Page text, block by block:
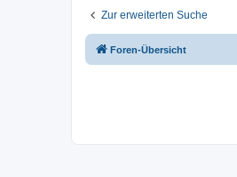
Zur erweiterten Suche
Foren-Übersicht